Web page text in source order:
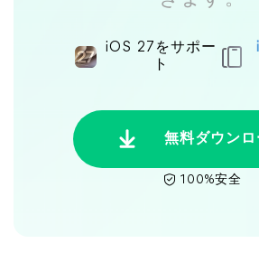
iOS 27をサポー
ト
無料ダウンロ
100%安全